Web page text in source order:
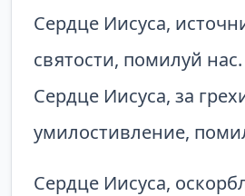
Сердце Иисуса,
святости, помилуй нас.
Сердце Иисуса, за
умилостивление,
Сердце Иисуса,